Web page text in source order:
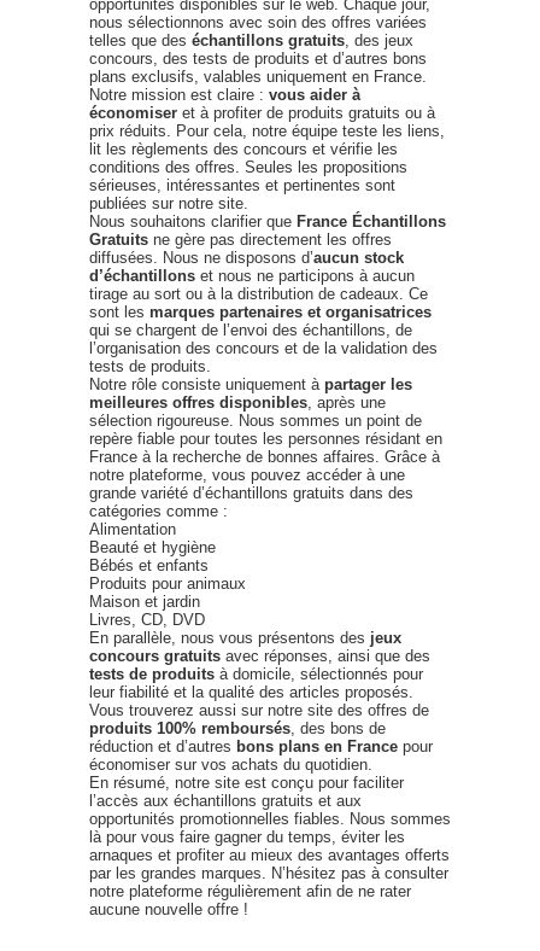
opportunités disponibles sur le web. Chaque jour,
nous sélectionnons avec soin des offres variées
telles que des échantillons gratuits , des jeux
concours, des tests de produits et d’autres bons
plans exclusifs, valables uniquement en France.
Notre mission est claire : vous aider à
économiser et à profiter de produits gratuits ou à
prix réduits. Pour cela, notre équipe teste les liens,
lit les règlements des concours et vérifie les
conditions des offres. Seules les propositions
sérieuses, intéressantes et pertinentes sont
publiées sur notre site.
Nous souhaitons clarifier que France Échantillons
Gratuits ne gère pas directement les offres
diffusées. Nous ne disposons d’aucun stock
d’échantillons et nous ne participons à aucun
tirage au sort ou à la distribution de cadeaux. Ce
sont les marques partenaires et organisatrices
qui se chargent de l’envoi des échantillons, de
l’organisation des concours et de la validation des
tests de produits.
Notre rôle consiste uniquement à partager les
meilleures offres disponibles , après une
sélection rigoureuse. Nous sommes un point de
repère fiable pour toutes les personnes résidant en
France à la recherche de bonnes affaires. Grâce à
notre plateforme, vous pouvez accéder à une
grande variété d’échantillons gratuits dans des
catégories comme :
Alimentation
Beauté et hygiène
Bébés et enfants
Produits pour animaux
Maison et jardin
Livres, CD, DVD
En parallèle, nous vous présentons des jeux
concours gratuits avec réponses, ainsi que des
tests de produits à domicile, sélectionnés pour
leur fiabilité et la qualité des articles proposés.
Vous trouverez aussi sur notre site des offres de
produits 100% remboursés , des bons de
réduction et d’autres bons plans en France pour
économiser sur vos achats du quotidien.
En résumé, notre site est conçu pour faciliter
l’accès aux échantillons gratuits et aux
opportunités promotionnelles fiables. Nous sommes
là pour vous faire gagner du temps, éviter les
arnaques et profiter au mieux des avantages offerts
par les grandes marques. N’hésitez pas à consulter
notre plateforme régulièrement afin de ne rater
aucune nouvelle offre !